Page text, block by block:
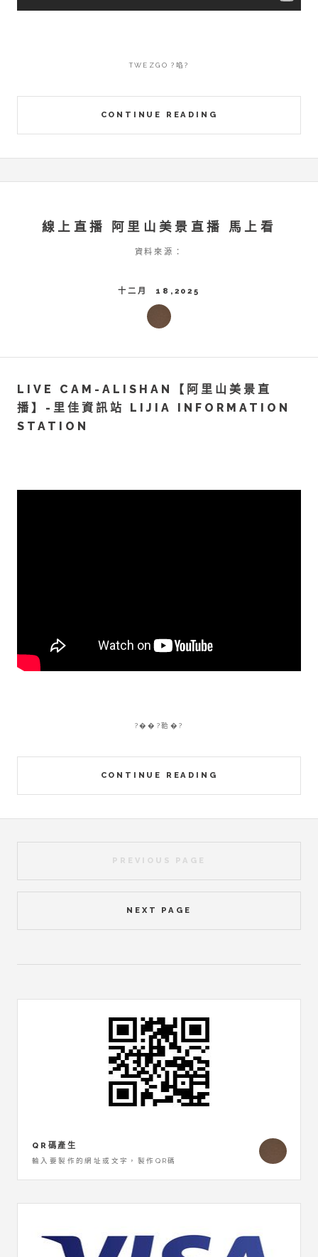
CONTINUE READING
TWEZGO ?啗?
線上直播 阿里山美景直播 馬上看
資料來源：
十二月 18,2025
LIVE CAM-ALISHAN【阿里山美景直
播】-里佳資訊站 LIJIA INFORMATION
STATION
CONTINUE READING
?��?鞈�?
PREVIOUS PAGE
NEXT PAGE
QR碼產生
輸入要製作的網址或文字，製作QR碼